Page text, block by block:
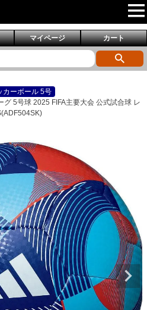
マイページ カート
カーボール 5号
5号球 2025 FIFA主要大会 公式試合球 レ